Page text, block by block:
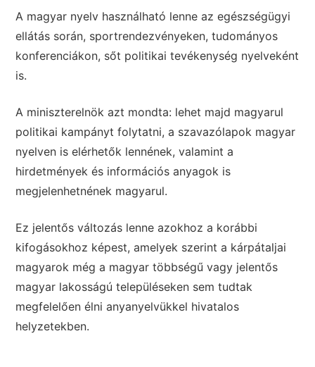
A magyar nyelv használható lenne az egészségügyi
ellátás során, sportrendezvényeken, tudományos
konferenciákon, sőt politikai tevékenység nyelveként
is.
A miniszterelnök azt mondta: lehet majd magyarul
politikai kampányt folytatni, a szavazólapok magyar
nyelven is elérhetők lennének, valamint a
hirdetmények és információs anyagok is
megjelenhetnének magyarul.
Ez jelentős változás lenne azokhoz a korábbi
kifogásokhoz képest, amelyek szerint a kárpátaljai
magyarok még a magyar többségű vagy jelentős
magyar lakosságú településeken sem tudtak
megfelelően élni anyanyelvükkel hivatalos
helyzetekben.